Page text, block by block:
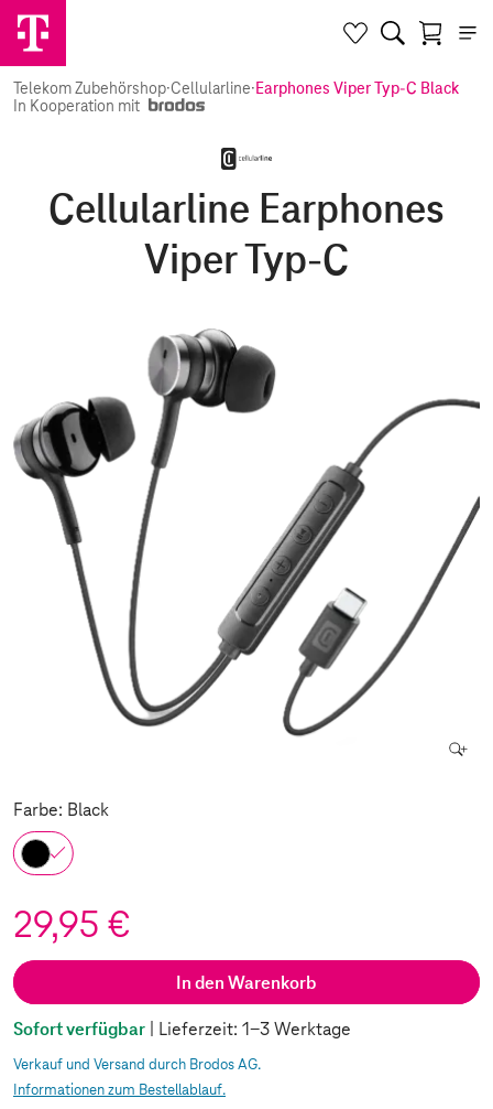
Telekom Zubehörshop·Cellularline·Earphones Viper Typ-C Black
In Kooperation mit
Cellularline Earphones
Viper Typ-C
Farbe: Black
29,95 €
In den Warenkorb
Sofort verfügbar | Lieferzeit: 1-3 Werktage
Verkauf und Versand durch Brodos AG.
Informationen zum Bestellablauf.